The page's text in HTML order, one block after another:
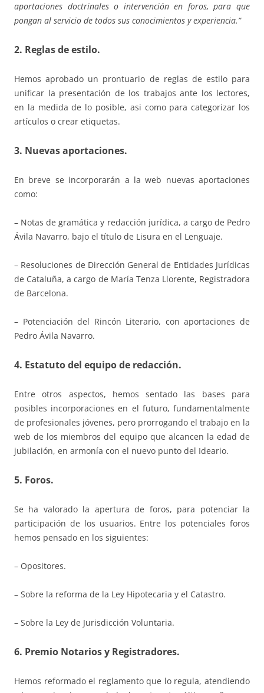
aportaciones doctrinales o intervención en foros, para que
pongan al servicio de todos sus conocimientos y experiencia.”
2. Reglas de estilo.
Hemos aprobado un prontuario de reglas de estilo para
unificar la presentación de los trabajos ante los lectores,
en la medida de lo posible, asi como para categorizar los
artículos o crear etiquetas.
3. Nuevas aportaciones.
En breve se incorporarán a la web nuevas aportaciones
como:
– Notas de gramática y redacción jurídica, a cargo de Pedro
Ávila Navarro, bajo el título de Lisura en el Lenguaje.
– Resoluciones de Dirección General de Entidades Jurídicas
de Cataluña, a cargo de María Tenza Llorente, Registradora
de Barcelona.
– Potenciación del Rincón Literario, con aportaciones de
Pedro Ávila Navarro.
4. Estatuto del equipo de redacción.
Entre otros aspectos, hemos sentado las bases para
posibles incorporaciones en el futuro, fundamentalmente
de profesionales jóvenes, pero prorrogando el trabajo en la
web de los miembros del equipo que alcancen la edad de
jubilación, en armonía con el nuevo punto del Ideario.
5. Foros.
Se ha valorado la apertura de foros, para potenciar la
participación de los usuarios. Entre los potenciales foros
hemos pensado en los siguientes:
– Opositores.
– Sobre la reforma de la Ley Hipotecaria y el Catastro.
– Sobre la Ley de Jurisdicción Voluntaria.
6. Premio Notarios y Registradores.
Hemos reformado el reglamento que lo regula, atendiendo